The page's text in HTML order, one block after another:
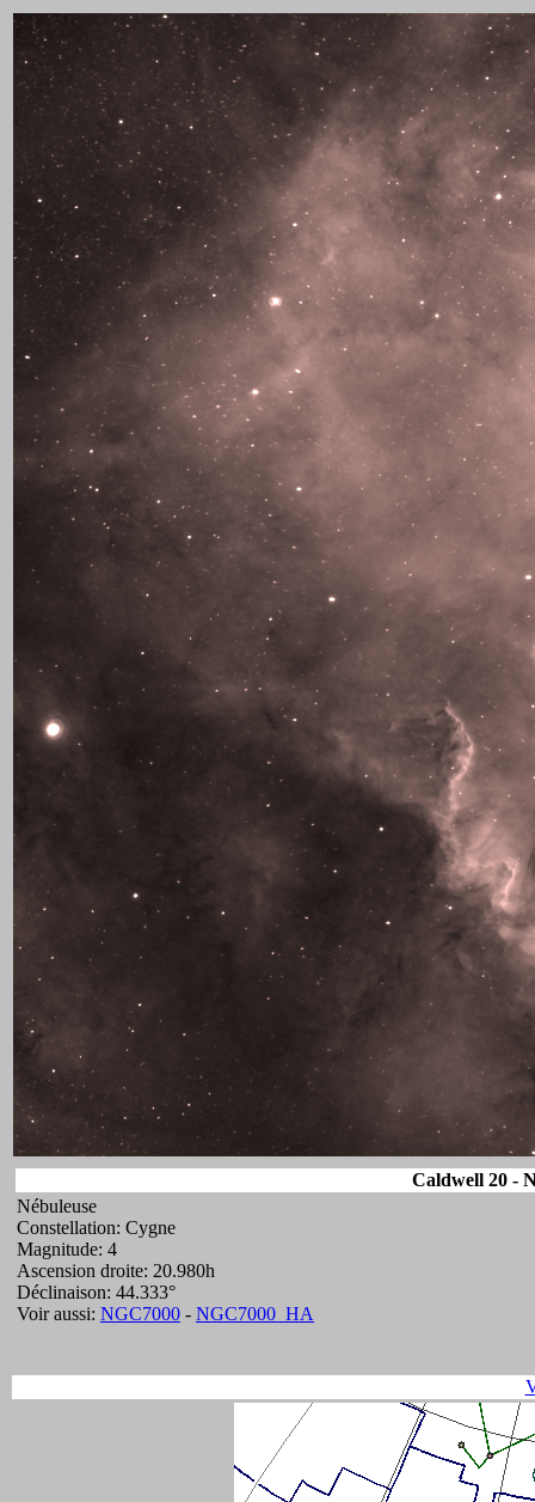
Caldwell 20 -
Nébuleuse
Constellation: Cygne
Magnitude: 4
Ascension droite: 20.980h
Déclinaison: 44.333°
Voir aussi: NGC7000 - NGC7000_HA